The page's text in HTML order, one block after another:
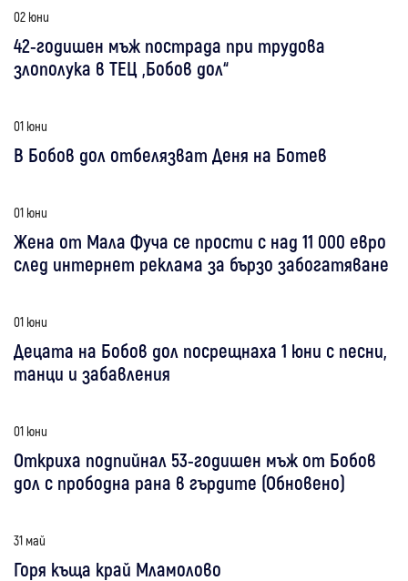
02 юни
42-годишен мъж пострада при трудова
злополука в ТЕЦ „Бобов дол“
01 юни
В Бобов дол отбелязват Деня на Ботев
01 юни
Жена от Мала Фуча се прости с над 11 000 евро
след интернет реклама за бързо забогатяване
01 юни
Децата на Бобов дол посрещнаха 1 юни с песни,
танци и забавления
01 юни
Откриха подпийнал 53-годишен мъж от Бобов
дол с прободна рана в гърдите (Обновено)
31 май
Горя къща край Мламолово